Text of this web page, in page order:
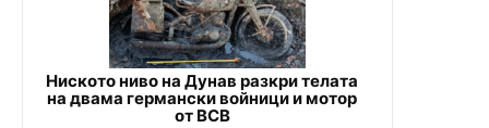
Ниското ниво на Дунав разкри телата
на двама германски войници и мотор
от ВСВ